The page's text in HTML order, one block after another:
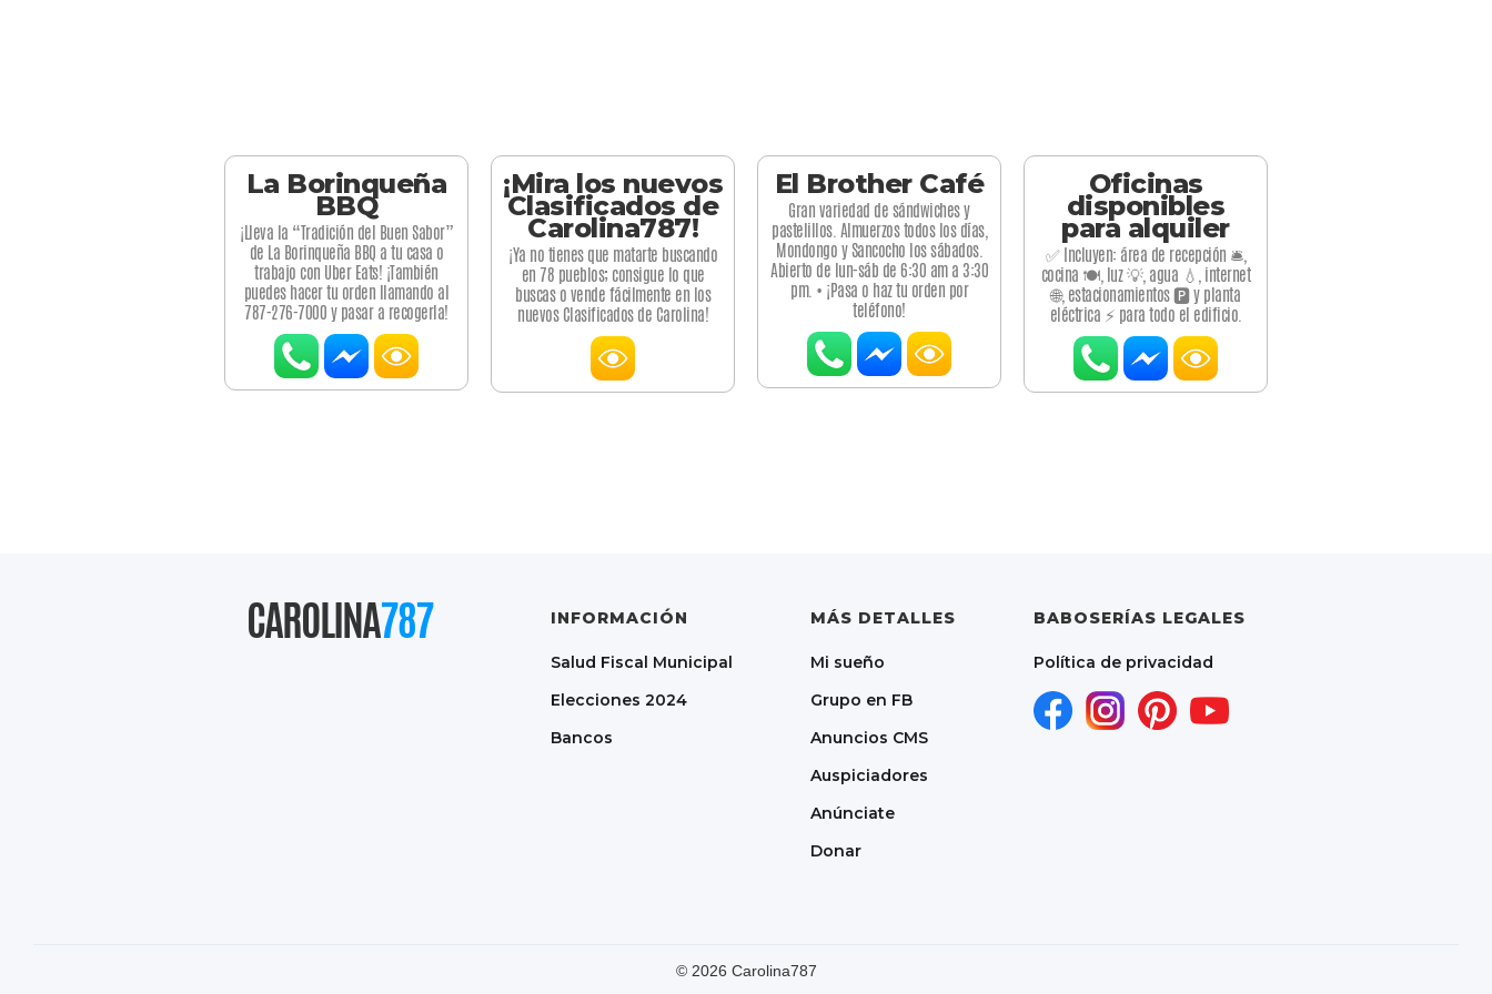
La Borinqueña
BBQ
¡Lleva la “Tradición del Buen Sabor”
de La Borinqueña BBQ a tu casa o
trabajo con Uber Eats! ¡También
puedes hacer tu orden llamando al
787-276-7000 y pasar a recogerla!
¡Mira los nuevos
Clasificados de
Carolina787!
¡Ya no tienes que matarte buscando
en 78 pueblos; consigue lo que
buscas o vende fácilmente en los
nuevos Clasificados de Carolina!
El Brother Café
Gran variedad de sándwiches y
pastelillos. Almuerzos todos los días,
Mondongo y Sancocho los sábados.
Abierto de lun-sáb de 6:30 am a 3:30
pm. • ¡Pasa o haz tu orden por
teléfono!
Oficinas
disponibles
para alquiler
✅ Incluyen: área de recepción 🛎️,
cocina 🍽️, luz 💡, agua 💧, internet
🌐, estacionamientos 🅿️ y planta
eléctrica ⚡ para todo el edificio.
CAROLINA787 INFORMACIÓN
Salud Fiscal Municipal
Elecciones 2024
Bancos
MÁS DETALLES
Mi sueño
Grupo en FB
Anuncios CMS
Auspiciadores
Anúnciate
Donar
BABOSERÍAS LEGALES
Política de privacidad
© 2026 Carolina787